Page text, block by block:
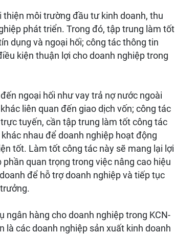
môi trường đầu tư kinh doanh, thu
phát triển. Trong đó, tập trung làm tốt
dụng và ngoại hối; công tác thông tin
kiện thuận lợi cho doanh nghiệp trong
ngoại hối như vay trả nợ nước ngoài
liên quan đến giao dịch vốn; công tác
tuyến, cần tập trung làm tốt công tác
nhau để doanh nghiệp hoạt động
tốt. Làm tốt công tác này sẽ mang lại lợi
quan trọng trong việc nâng cao hiệu
để hỗ trợ doanh nghiệp và tiếp tục
ngân hàng cho doanh nghiệp trong KCN-
là các doanh nghiệp sản xuất kinh doanh